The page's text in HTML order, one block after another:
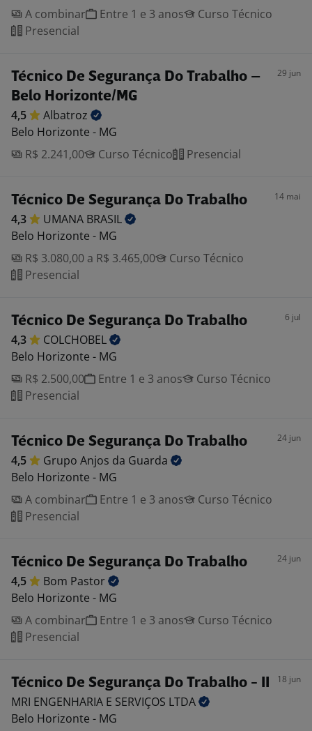
A combinar
Entre 1 e 3 anos
Curso Técnico
Presencial
Técnico De Segurança Do Trabalho –
Belo Horizonte/MG
29 jun
4,5
Albatroz
Belo Horizonte - MG
R$ 2.241,00
Curso Técnico Presencial
Técnico De Segurança Do Trabalho 14 mai
4,3 UMANA BRASIL
Belo Horizonte - MG
R$ 3.080,00 a R$ 3.465,00
Curso Técnico
Presencial
Técnico De Segurança Do Trabalho 6 jul
4,3
COLCHOBEL
Belo Horizonte - MG
R$ 2.500,00
Entre 1 e 3 anos
Curso Técnico
Presencial
Técnico De Segurança Do Trabalho 24 jun
4,5 Grupo Anjos da Guarda
Belo Horizonte - MG
A combinar
Entre 1 e 3 anos
Curso Técnico
Presencial
Técnico De Segurança Do Trabalho 24 jun
4,5 Bom Pastor
Belo Horizonte - MG
A combinar
Entre 1 e 3 anos
Curso Técnico
Presencial
Técnico De Segurança Do Trabalho - II 18 jun
MRI ENGENHARIA E SERVIÇOS LTDA
Belo Horizonte - MG